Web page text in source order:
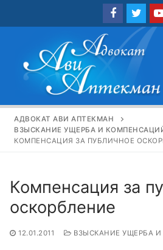
Найти:
АДВОКАТ АВИ АПТЕКМАН
ВЗЫСКАНИЕ УЩЕРБА И
КОМПЕНСАЦИЯ ЗА ПУБЛИЧНОЕ
Компенсация за
оскорбление
12.01.2011 ВЗЫСКАНИЕ УЩЕРБА